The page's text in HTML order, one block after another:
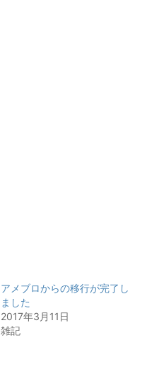
アメブロからの移行が完了し
ました
2017年3月11日
雑記